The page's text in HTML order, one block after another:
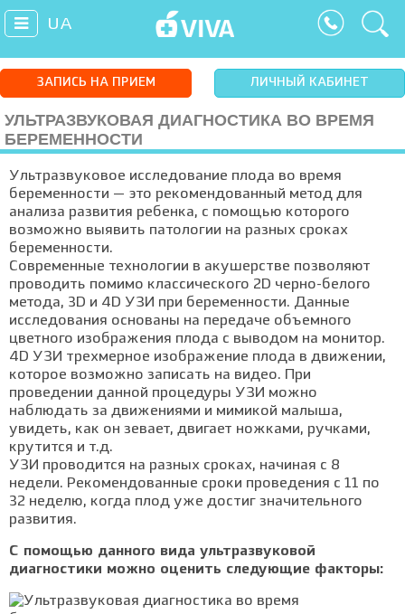
UA
ЗАПИСЬ НА ПРИЕМ ЛИЧНЫЙ КАБИНЕТ
УЛЬТРАЗВУКОВАЯ ДИАГНОСТИКА ВО ВРЕМЯ
БЕРЕМЕННОСТИ
Ультразвуковое исследование плода во время
беременности — это рекомендованный метод для
анализа развития ребенка, с помощью которого
возможно выявить патологии на разных сроках
беременности.
Современные технологии в акушерстве позволяют
проводить помимо классического 2D черно-белого
метода, 3D и 4D УЗИ при беременности. Данные
исследования основаны на передаче объемного
цветного изображения плода с выводом на монитор.
4D УЗИ трехмерное изображение плода в движении,
которое возможно записать на видео. При
проведении данной процедуры УЗИ можно
наблюдать за движениями и мимикой малыша,
увидеть, как он зевает, двигает ножками, ручками,
крутится и т.д.
УЗИ проводится на разных сроках, начиная с 8
недели. Рекомендованные сроки проведения с 11 по
32 неделю, когда плод уже достиг значительного
развития.
С помощью данного вида ультразвуковой
диагностики можно оценить следующие факторы: